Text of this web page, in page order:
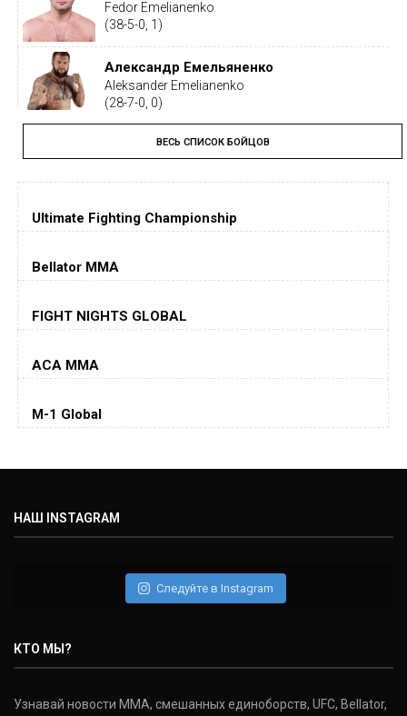
Fedor Emelianenko
(38-5-0, 1)
Александр Емельяненко
Aleksander Emelianenko
(28-7-0, 0)
Тайрон Вудли
Tyron Woodley
(19-5-1, 0)
Дастин Порье
(26-6-0, 1)
Jorge Masvidal
Колби Ковингтон
Дэниель Кормье
(22-2-0, 1)
Donald Cerrone
ВЕСЬ СПИСОК БОЙЦОВ
Ultimate Fighting Championship
Bellator MMA
FIGHT NIGHTS GLOBAL
ACA MMA
M-1 Global
НАШ INSTAGRAM
Следуйте в Instagram
КТО МЫ?
Узнавай новости ММА, смешанных единоборств, UFC, Bellator,